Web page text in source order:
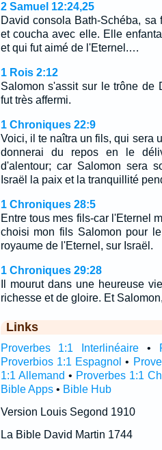
2 Samuel 12:24,25
David consola Bath-Schéba,
et coucha avec elle. Elle
et qui fut aimé de l'Eternel.…
1 Rois 2:12
Salomon s'assit sur le trône de
fut très affermi.
1 Chroniques 22:9
Voici, il te naîtra un fils, qui sera
donnerai du repos en le
d'alentour; car Salomon sera
Israël la paix et la tranquillité
1 Chroniques 28:5
Entre tous mes fils-car l'Eternel
choisi mon fils Salomon pour
royaume de l'Eternel, sur Israël.
1 Chroniques 29:28
Il mourut dans une heureuse
richesse et de gloire. Et
Links
Proverbes 1:1 Interlinéaire •
Proverbios 1:1 Espagnol •
1:1 Allemand • Proverbes 1:1
Bible Apps• Bible Hub
Version Louis Segond 1910
La Bible David Martin 1744